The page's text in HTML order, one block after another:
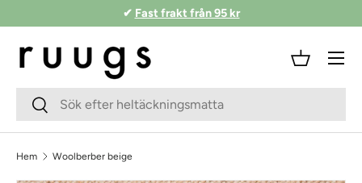
Hoppa till innehåll
✔ Fast frakt från 95 kr
Sökfält
Skicka
Korg
Meny
Hem Woolberber beige